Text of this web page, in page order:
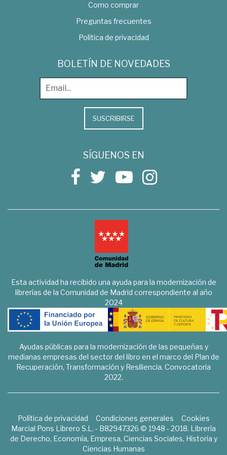
Como comprar
Preguntas frecuentes
Política de privacidad
BOLETÍN DE NOVEDADES
SUSCRIBIRSE
SÍGUENOS EN
Esta actividad ha recibido una ayuda para la modernización de
librerías de la Comunidad de Madrid correspondiente al año
2024
Ayudas públicas para la modernización de las pequeñas y
medianas empresas del sector del libro en el marco del Plan de
Recuperación, Transformación y Resiliencia. Convocatoria
2022.
Política de privacidad Condiciones generales
Cookies
Marcial Pons Librero S.L. - B82947326 © 1948 - 2018. Librería
de Derecho, Economía, Empresa, Ciencias Sociales, Historia y
Ciencias Humanas